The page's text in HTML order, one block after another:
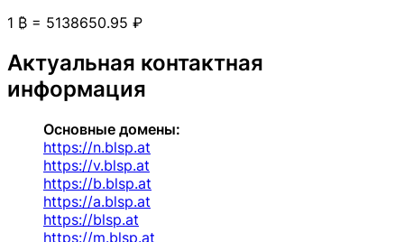
1 ₿ = 5138650.95 ₽
Актуальная контактная
информация
Основные домены:
https://n.blsp.at
https://v.blsp.at
https://b.blsp.at
https://a.blsp.at
https://blsp.at
https://m.blsp.at